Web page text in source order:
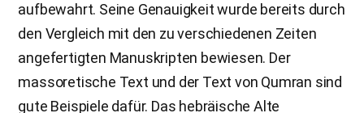
aufbewahrt. Seine Genauigkeit wurde bereits durch
den Vergleich mit den zu verschiedenen Zeiten
angefertigten Manuskripten bewiesen. Der
massoretische Text und der Text von Qumran sind
gute Beispiele dafür. Das hebräische Alte